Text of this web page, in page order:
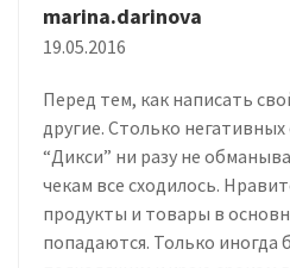
marina.darinova
19.05.2016
Перед тем, как написать
другие. Столько
“Дикси” ни разу не
чекам все сходилось.
продукты и товары в
попадаются. Только иногда